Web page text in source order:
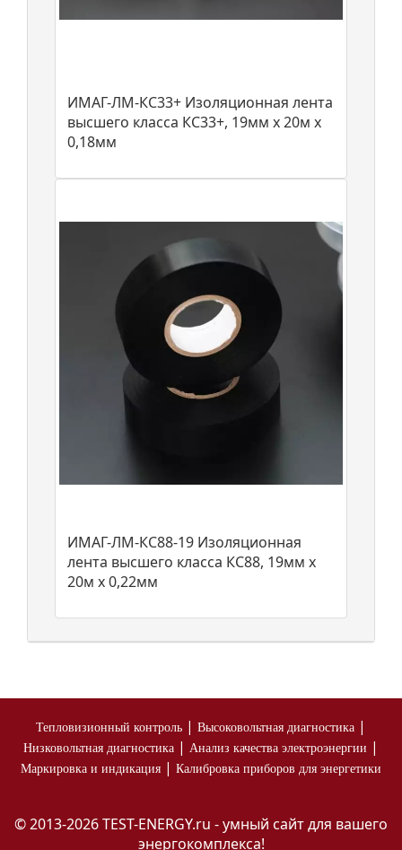
ИМАГ-ЛМ-КС33+ Изоляционная лента
высшего класса КС33+, 19мм х 20м х
0,18мм
ИМАГ-ЛМ-КС88-19 Изоляционная
лента высшего класса КС88, 19мм х
20м х 0,22мм
Тепловизионный контроль | Высоковольтная диагностика |
Низковольтная диагностика | Анализ качества электроэнергии |
Маркировка и индикация | Калибровка приборов для энергетики
© 2013-2026 TEST-ENERGY.ru - умный сайт для вашего
энергокомплекса!